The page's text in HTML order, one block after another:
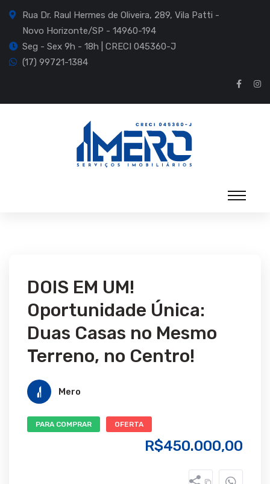
Rua Dr. Raul Hermes de Oliveira, 289, Vila Patti -
Novo Horizonte/SP - 14960-194
Seg - Sex 9h - 18h | CRECI 045360-J
(17) 99721-1384
DOIS EM UM!
Oportunidade Única:
Duas Casas no Mesmo
Terreno, no Centro!
Mero
PARA COMPRAR OFERTA
R$450.000,00